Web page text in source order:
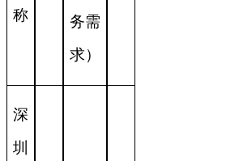
称
务需
求）
深
圳